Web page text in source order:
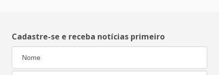
Cadastre-se e receba notícias primeiro